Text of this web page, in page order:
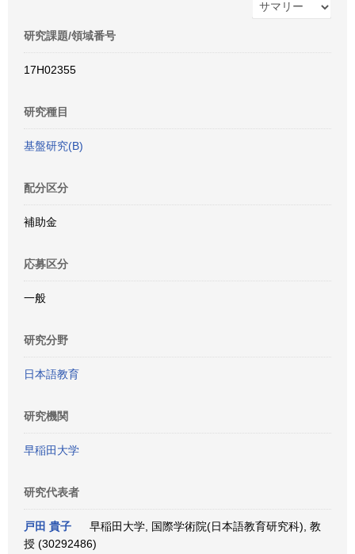
研究課題/領域番号
17H02355
研究種目
基盤研究(B)
配分区分
補助金
応募区分
一般
研究分野
日本語教育
研究機関
早稲田大学
研究代表者
戸田 貴子
早稲田大学, 国際学術院(日本語教育研究科), 教
授 (30292486)